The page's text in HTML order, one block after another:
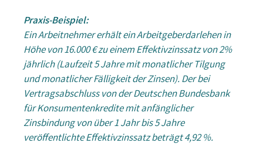
Praxis-Beispiel:
Ein Arbeitnehmer erhält ein Arbeitgeberdarlehen in
Höhe von 16.000 € zu einem Effektivzinssatz von 2%
jährlich (Laufzeit 5 Jahre mit monatlicher Tilgung
und monatlicher Fälligkeit der Zinsen). Der bei
Vertragsabschluss von der Deutschen Bundesbank
für Konsumentenkredite mit anfänglicher
Zinsbindung von über 1 Jahr bis 5 Jahre
veröffentlichte Effektivzinssatz beträgt 4,92 %.